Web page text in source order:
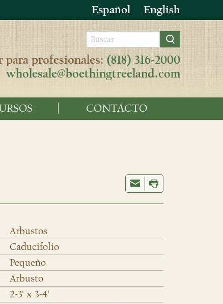
Español English
para profesionales: (818) 316-2000
wholesale@boethingtreeland.com
CONTACTO
Arbustos
Caducifolio
Pequeño
Arbusto
2-3' x 3-4'